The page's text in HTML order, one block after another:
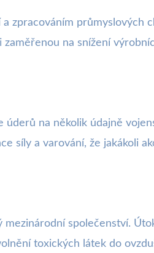
zpracováním průmyslových
na snížení
úderů na několik údajně
síly a varování, že jakákoli
společenství.
toxických látek do